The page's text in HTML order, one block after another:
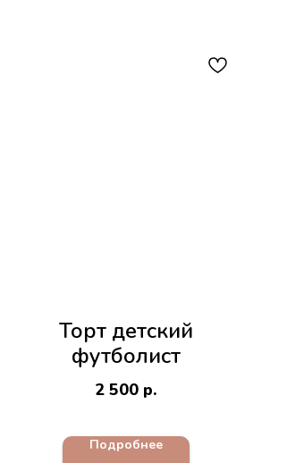
Торт детский
футболист
2 500 р.
Подробнее